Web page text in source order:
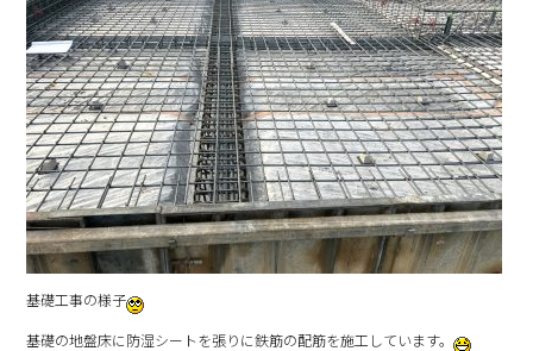
基礎工事の様子
基礎の地盤床に防湿シートを張りに鉄筋の配筋を施工しています。